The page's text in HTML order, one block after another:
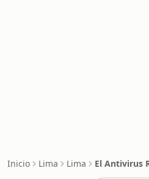
Inicio Lima Lima El Antivirus